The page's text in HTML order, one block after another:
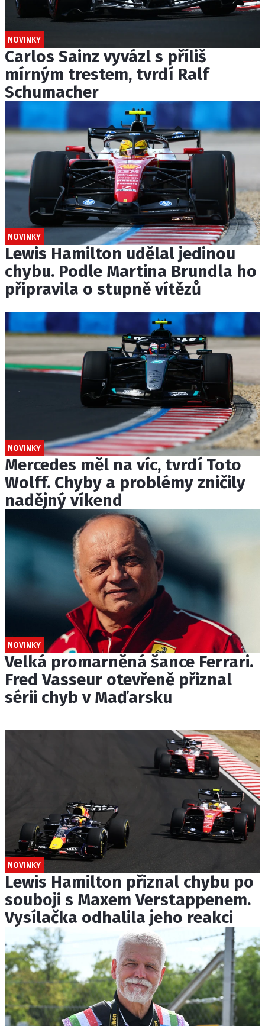
NOVINKY
Carlos Sainz vyvázl s příliš
mírným trestem, tvrdí Ralf
Schumacher
NOVINKY
Lewis Hamilton udělal jedinou
chybu. Podle Martina Brundla ho
připravila o stupně vítězů
NOVINKY
Mercedes měl na víc, tvrdí Toto
Wolff. Chyby a problémy zničily
nadějný víkend
NOVINKY
Velká promarněná šance Ferrari.
Fred Vasseur otevřeně přiznal
sérii chyb v Maďarsku
NOVINKY
Lewis Hamilton přiznal chybu po
souboji s Maxem Verstappenem.
Vysílačka odhalila jeho reakci